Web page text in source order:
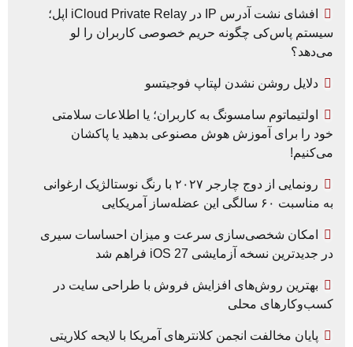
افشای نشت آدرس IP در iCloud Private Relay اپل؛
سیستم پاس‌کی چگونه حریم خصوصی کاربران را لو
می‌دهد؟
دلایل روشن نشدن لپتاپ فوجیتسو
اولتیماتوم سامسونگ به کاربران؛ یا اطلاعات سلامتی
خود را برای آموزش هوش مصنوعی بدهید یا پاکشان
می‌کنیم!
رونمایی از دوج چارجر ۲۰۲۷ با رنگ نوستالژیک ارغوانی
به مناسبت ۶۰ سالگی این عضله‌ساز آمریکایی
امکان شخصی‌سازی سرعت و میزان احساسات سیری
در جدیدترین نسخه آزمایشی iOS 27 فراهم شد
بهترین روش‌های افزایش فروش با طراحی سایت در
کسب‌وکارهای محلی
پایان مخالفت انجمن کلانترهای آمریکا با لایحه کلاریتی